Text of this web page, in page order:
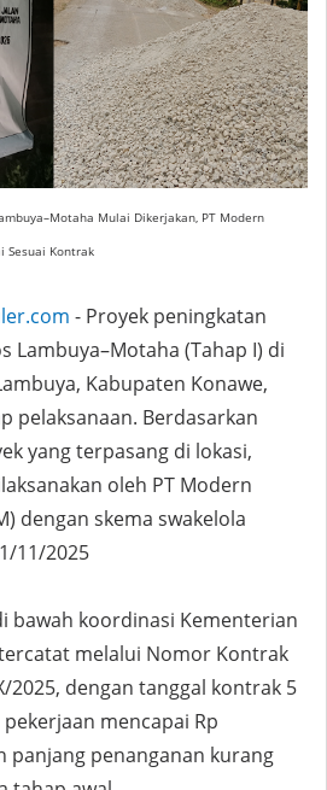
Mulai Dikerjakan, PT Modern
Sesuai Kontrak
- Proyek peningkatan
Lambuya–Motaha (Tahap I) di
Kabupaten Konawe,
pelaksanaan. Berdasarkan
yang terpasang di lokasi,
oleh PT Modern
dengan skema swakelola
11/2025
bawah koordinasi Kementerian
melalui Nomor Kontrak
2025, dengan tanggal kontrak 5
mencapai Rp
panjang penanganan kurang